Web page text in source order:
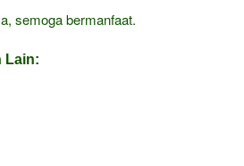
semoga bermanfaat.
Lain: